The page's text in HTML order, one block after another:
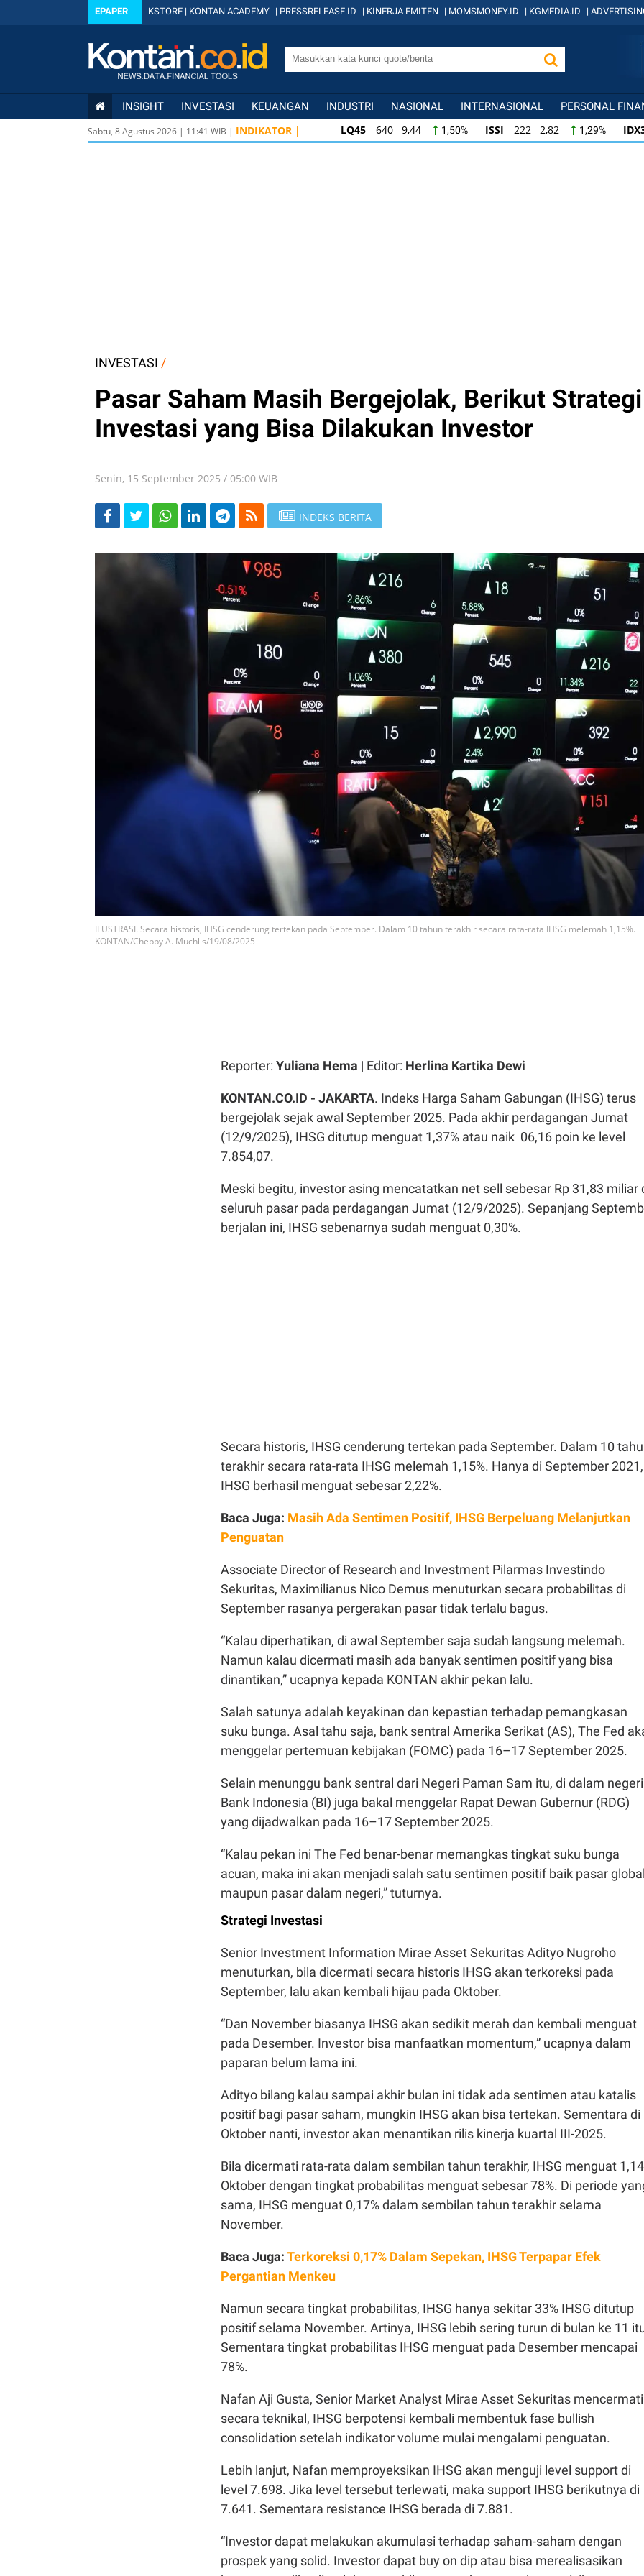
EPAPER KSTORE | KONTAN ACADEMY | PRESSRELEASE.ID | KINERJA EMITEN | MOMSMONEY.ID | KGMEDIA.ID |
INSIGHT INVESTASI KEUANGAN INDUSTRI NASIONAL INTERNASIONAL PERSONAL
Sabtu, 8 Agustus 2026 | 11:41 WIB | INDIKATOR | LQ45 640 9,44 1,50% ISSI 222 2,82 1,29%
ISSI
222 2,82 1,29% IDX30 359 5,14 1,45%
INVESTASI /
Pasar Saham Masih Bergejolak, Berikut Strategi
Investasi yang Bisa Dilakukan Investor
Senin, 15 September 2025 / 05:00 WIB
INDEKS BERITA
ILUSTRASI. Secara historis, IHSG cenderung tertekan pada September. Dalam 10 tahun terakhir secara rata-rata IHSG melemah 1,15%.
KONTAN/Cheppy A. Muchlis/19/08/2025
Reporter: Yuliana Hema | Editor: Herlina Kartika Dewi
KONTAN.CO.ID - JAKARTA. Indeks Harga Saham Gabungan (IHSG) terus
bergejolak sejak awal September 2025. Pada akhir perdagangan Jumat
(12/9/2025), IHSG ditutup menguat 1,37% atau naik 06,16 poin ke level
7.854,07.
Meski begitu, investor asing mencatatkan net sell sebesar Rp 31,83 miliar
seluruh pasar pada perdagangan Jumat (12/9/2025). Sepanjang
berjalan ini, IHSG sebenarnya sudah menguat 0,30%.
Secara historis, IHSG cenderung tertekan pada September. Dalam 10
terakhir secara rata-rata IHSG melemah 1,15%. Hanya di September 2021,
IHSG berhasil menguat sebesar 2,22%.
Baca Juga: Masih Ada Sentimen Positif, IHSG Berpeluang Melanjutkan
Penguatan
Associate Director of Research and Investment Pilarmas Investindo
Sekuritas, Maximilianus Nico Demus menuturkan secara probabilitas di
September rasanya pergerakan pasar tidak terlalu bagus.
“Kalau diperhatikan, di awal September saja sudah langsung melemah.
Namun kalau dicermati masih ada banyak sentimen positif yang bisa
dinantikan,” ucapnya kepada KONTAN akhir pekan lalu.
Salah satunya adalah keyakinan dan kepastian terhadap pemangkasan
suku bunga. Asal tahu saja, bank sentral Amerika Serikat (AS), The Fed
menggelar pertemuan kebijakan (FOMC) pada 16–17 September 2025.
Selain menunggu bank sentral dari Negeri Paman Sam itu, di dalam negeri
Bank Indonesia (BI) juga bakal menggelar Rapat Dewan Gubernur (RDG)
yang dijadwalkan pada 16–17 September 2025.
“Kalau pekan ini The Fed benar-benar memangkas tingkat suku bunga
acuan, maka ini akan menjadi salah satu sentimen positif baik pasar
maupun pasar dalam negeri,” tuturnya.
Strategi Investasi
Senior Investment Information Mirae Asset Sekuritas Adityo Nugroho
menuturkan, bila dicermati secara historis IHSG akan terkoreksi pada
September, lalu akan kembali hijau pada Oktober.
“Dan November biasanya IHSG akan sedikit merah dan kembali menguat
pada Desember. Investor bisa manfaatkan momentum,” ucapnya dalam
paparan belum lama ini.
Adityo bilang kalau sampai akhir bulan ini tidak ada sentimen atau katalis
positif bagi pasar saham, mungkin IHSG akan bisa tertekan. Sementara di
Oktober nanti, investor akan menantikan rilis kinerja kuartal III-2025.
Bila dicermati rata-rata dalam sembilan tahun terakhir, IHSG menguat
Oktober dengan tingkat probabilitas menguat sebesar 78%. Di periode
sama, IHSG menguat 0,17% dalam sembilan tahun terakhir selama
November.
Baca Juga:Terkoreksi 0,17% Dalam Sepekan, IHSG Terpapar Efek
Pergantian Menkeu
Namun secara tingkat probabilitas, IHSG hanya sekitar 33% IHSG ditutup
positif selama November. Artinya, IHSG lebih sering turun di bulan ke 11
Sementara tingkat probabilitas IHSG menguat pada Desember mencapai
78%.
Nafan Aji Gusta, Senior Market Analyst Mirae Asset Sekuritas mencermati
secara teknikal, IHSG berpotensi kembali membentuk fase bullish
consolidation setelah indikator volume mulai mengalami penguatan.
Lebih lanjut, Nafan memproyeksikan IHSG akan menguji level support di
level 7.698. Jika level tersebut terlewati, maka support IHSG berikutnya di
7.641. Sementara resistance IHSG berada di 7.881.
“Investor dapat melakukan akumulasi terhadap saham-saham dengan
prospek yang solid. Investor dapat buy on dip atau bisa merealisasikan